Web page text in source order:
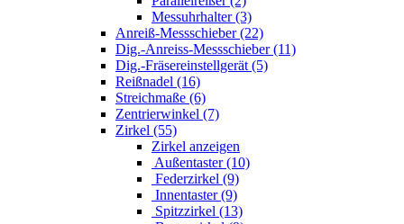
Messuhrhalter (3)
Anreiß-Messschieber (22)
Dig.-Anreiss-Messschieber (11)
Dig.-Fräsereinstellgerät (5)
Reißnadel (16)
Streichmaße (6)
Zentrierwinkel (7)
Zirkel (55)
Zirkel anzeigen
Außentaster (10)
Federzirkel (9)
Innentaster (9)
Spitzzirkel (13)